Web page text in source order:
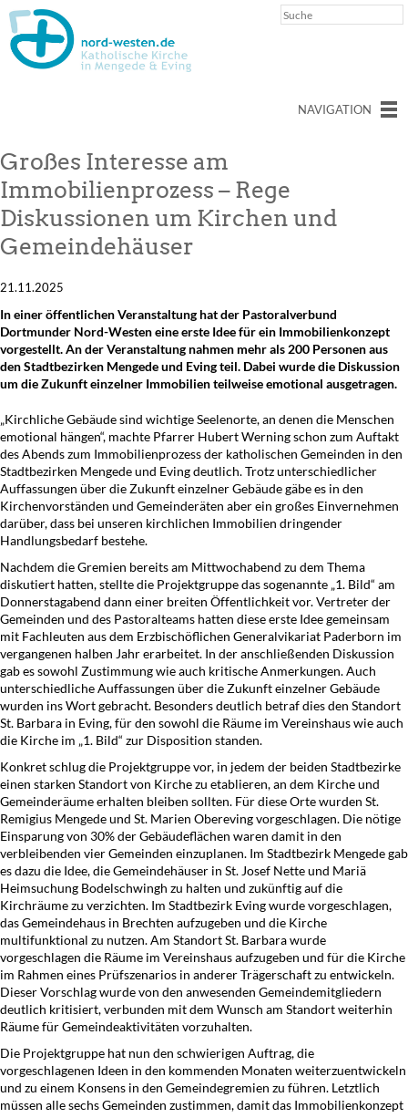
NAVIGATION
Großes Interesse am
Immobilienprozess – Rege
Diskussionen um Kirchen und
Gemeindehäuser
21.11.2025
In einer öffentlichen Veranstaltung hat der Pastoralverbund
Dortmunder Nord-Westen eine erste Idee für ein Immobilienkonzept
vorgestellt. An der Veranstaltung nahmen mehr als 200 Personen aus
den Stadtbezirken Mengede und Eving teil. Dabei wurde die Diskussion
um die Zukunft einzelner Immobilien teilweise emotional ausgetragen.
„Kirchliche Gebäude sind wichtige Seelenorte, an denen die Menschen
emotional hängen“, machte Pfarrer Hubert Werning schon zum Auftakt
des Abends zum Immobilienprozess der katholischen Gemeinden in den
Stadtbezirken Mengede und Eving deutlich. Trotz unterschiedlicher
Auffassungen über die Zukunft einzelner Gebäude gäbe es in den
Kirchenvorständen und Gemeinderäten aber ein großes Einvernehmen
darüber, dass bei unseren kirchlichen Immobilien dringender
Handlungsbedarf bestehe.
Nachdem die Gremien bereits am Mittwochabend zu dem Thema
diskutiert hatten, stellte die Projektgruppe das sogenannte „1. Bild“ am
Donnerstagabend dann einer breiten Öffentlichkeit vor. Vertreter der
Gemeinden und des Pastoralteams hatten diese erste Idee gemeinsam
mit Fachleuten aus dem Erzbischöflichen Generalvikariat Paderborn im
vergangenen halben Jahr erarbeitet. In der anschließenden Diskussion
gab es sowohl Zustimmung wie auch kritische Anmerkungen. Auch
unterschiedliche Auffassungen über die Zukunft einzelner Gebäude
wurden ins Wort gebracht. Besonders deutlich betraf dies den Standort
St. Barbara in Eving, für den sowohl die Räume im Vereinshaus wie auch
die Kirche im „1. Bild“ zur Disposition standen.
Konkret schlug die Projektgruppe vor, in jedem der beiden Stadtbezirke
einen starken Standort von Kirche zu etablieren, an dem Kirche und
Gemeinderäume erhalten bleiben sollten. Für diese Orte wurden St.
Remigius Mengede und St. Marien Obereving vorgeschlagen. Die nötige
Einsparung von 30% der Gebäudeflächen waren damit in den
verbleibenden vier Gemeinden einzuplanen. Im Stadtbezirk Mengede gab
es dazu die Idee, die Gemeindehäuser in St. Josef Nette und Mariä
Heimsuchung Bodelschwingh zu halten und zukünftig auf die
Kirchräume zu verzichten. Im Stadtbezirk Eving wurde vorgeschlagen,
das Gemeindehaus in Brechten aufzugeben und die Kirche
multifunktional zu nutzen. Am Standort St. Barbara wurde
vorgeschlagen die Räume im Vereinshaus aufzugeben und für die Kirche
im Rahmen eines Prüfszenarios in anderer Trägerschaft zu entwickeln.
Dieser Vorschlag wurde von den anwesenden Gemeindemitgliedern
deutlich kritisiert, verbunden mit dem Wunsch am Standort weiterhin
Räume für Gemeindeaktivitäten vorzuhalten.
Die Projektgruppe hat nun den schwierigen Auftrag, die
vorgeschlagenen Ideen in den kommenden Monaten weiterzuentwickeln
und zu einem Konsens in den Gemeindegremien zu führen. Letztlich
müssen alle sechs Gemeinden zustimmen, damit das Immobilienkonzept